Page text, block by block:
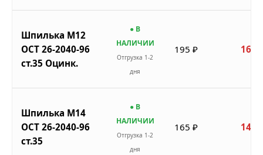
Шпилька М12
ОСТ 26-2040-96
ст.35 Оцинк.
● В
НАЛИЧИИ
Отгрузка 1-2
дня
195 ₽ 166
Шпилька М14
ОСТ 26-2040-96
ст.35
● В
НАЛИЧИИ
Отгрузка 1-2
дня
165 ₽ 140